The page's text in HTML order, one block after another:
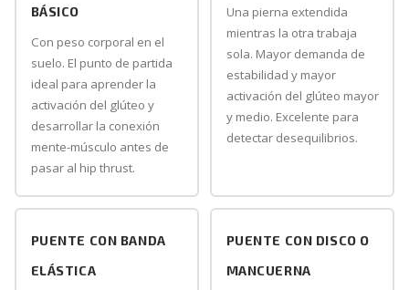
BÁSICO
Con peso corporal en el
suelo. El punto de partida
ideal para aprender la
activación del glúteo y
desarrollar la conexión
mente-músculo antes de
pasar al hip thrust.
Una pierna extendida
mientras la otra trabaja
sola. Mayor demanda de
estabilidad y mayor
activación del glúteo mayor
y medio. Excelente para
detectar desequilibrios.
PUENTE CON BANDA
ELÁSTICA
PUENTE CON DISCO O
MANCUERNA